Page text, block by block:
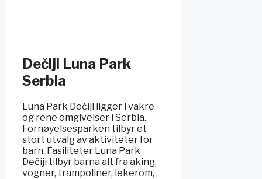
Dečiji Luna Park
Serbia
Luna Park Dečiji ligger i vakre
og rene omgivelser i Serbia.
Fornøyelsesparken tilbyr et
stort utvalg av aktiviteter for
barn. Fasiliteter Luna Park
Dečiji tilbyr barna alt fra aking,
vogner, trampoliner, lekerom,